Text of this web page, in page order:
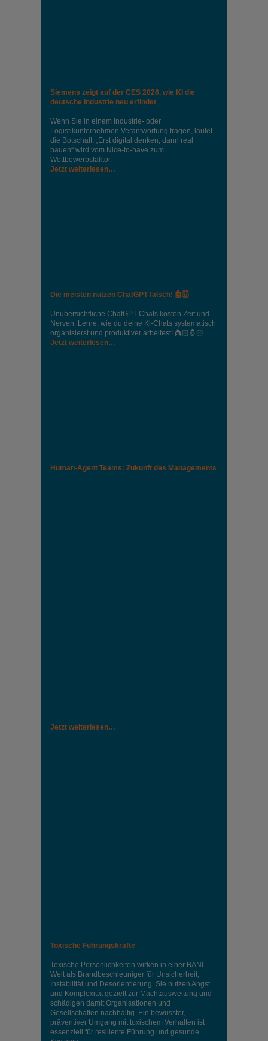
Siemens zeigt auf der CES 2026, wie KI die
deutsche Industrie neu erfindet
Wenn Sie in einem Industrie‑ oder
Logistikunternehmen Verantwortung tragen, lautet
die Botschaft: „Erst digital denken, dann real
bauen“ wird vom Nice‑to‑have zum
Wettbewerbsfaktor.
Jetzt weiterlesen…
Die meisten nutzen ChatGPT falsch! 🤖🤯
Unübersichtliche ChatGPT-Chats kosten Zeit und
Nerven. Lerne, wie du deine Kl-Chats systematisch
organisierst und produktiver arbeitest! 👸🏻🤴🏻.
Jetzt weiterlesen…
Human-Agent Teams: Zukunft des Managements
Jetzt weiterlesen…
Toxische Führungskräfte
Toxische Persönlichkeiten wirken in einer BANI-
Welt als Brandbeschleuniger für Unsicherheit,
Instabilität und Desorientierung. Sie nutzen Angst
und Komplexität gezielt zur Machtausweitung und
schädigen damit Organisationen und
Gesellschaften nachhaltig. Ein bewusster,
präventiver Umgang mit toxischem Verhalten ist
essenziell für resiliente Führung und gesunde